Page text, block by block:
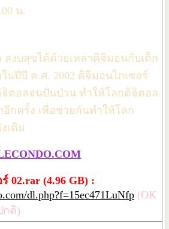
น.
งบสุขได้ด้วยเหล่าดิจิมอนกับเด็ก
นปีปี ค.ศ. 2002 ดิจิมอนไกเซอร์
ตอลจนปั่นป่วน ทำให้โลกดิจิตอล
อีกครั้ง เพื่อช่วยกันทำให้โลก
เดิม
02.rar (4.96 GB) :
dl.php?f=15ec471LuNfp (OK
กติ)